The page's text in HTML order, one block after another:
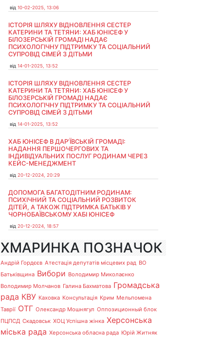
від 10-02-2025, 13:06
ІСТОРІЯ ШЛЯХУ ВІДНОВЛЕННЯ СЕСТЕР
КАТЕРИНИ ТА ТЕТЯНИ: ХАБ ЮНІСЕФ У
БІЛОЗЕРСЬКІЙ ГРОМАДІ НАДАЄ
ПСИХОЛОГІЧНУ ПІДТРИМКУ ТА СОЦІАЛЬНИЙ
СУПРОВІД СІМЕЙ З ДІТЬМИ
від 14-01-2025, 13:52
ІСТОРІЯ ШЛЯХУ ВІДНОВЛЕННЯ СЕСТЕР
КАТЕРИНИ ТА ТЕТЯНИ: ХАБ ЮНІСЕФ У
БІЛОЗЕРСЬКІЙ ГРОМАДІ НАДАЄ
ПСИХОЛОГІЧНУ ПІДТРИМКУ ТА СОЦІАЛЬНИЙ
СУПРОВІД СІМЕЙ З ДІТЬМИ
від 14-01-2025, 13:52
ХАБ ЮНІСЕФ В ДАР’ЇВСЬКІЙ ГРОМАДІ:
НАДАННЯ ПЕРШОЧЕРГОВИХ ТА
ІНДИВІДУАЛЬНИХ ПОСЛУГ РОДИНАМ ЧЕРЕЗ
КЕЙС-МЕНЕДЖМЕНТ
від 20-12-2024, 20:29
ДОПОМОГА БАГАТОДІТНИМ РОДИНАМ:
ПСИХІЧНИЙ ТА СОЦІАЛЬНИЙ РОЗВИТОК
ДІТЕЙ, А ТАКОЖ ПІДТРИМКА БАТЬКІВ У
ЧОРНОБАЇВСЬКОМУ ХАБІ ЮНІСЕФ
від 20-12-2024, 18:57
ХМАРИНКА ПОЗНАЧОК
Андрій Гордєєв Атестація депутатів місцевих рад ВО
Батьківщина Вибори Володимир Миколаєнко
Володимир Молчанов Галина Бахматова Громадська
рада КВУ Каховка Консультація Крим Мельпомена
Таврії ОТГ Олександр Мошнягул Оппозиционный блок
ПЦПСД Скадовськ ХОЦ Успішна жінка Херсонська
міська рада Херсонська обласна рада Юрій Житняк